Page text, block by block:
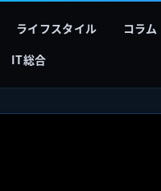
ライフスタイル
コラム
IT総合